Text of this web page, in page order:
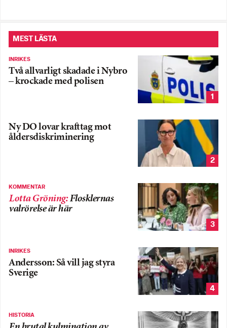
MEST LÄSTA
INRIKES
Två allvarligt skadade i Nybro
– krockade med polisen
1
Ny DO lovar krafttag mot
åldersdiskriminering
2
KOMMENTAR
Lotta Gröning:Flosklernas
valrörelse är här
3
INRIKES
Andersson: Så vill jag styra
Sverige
4
HISTORIA